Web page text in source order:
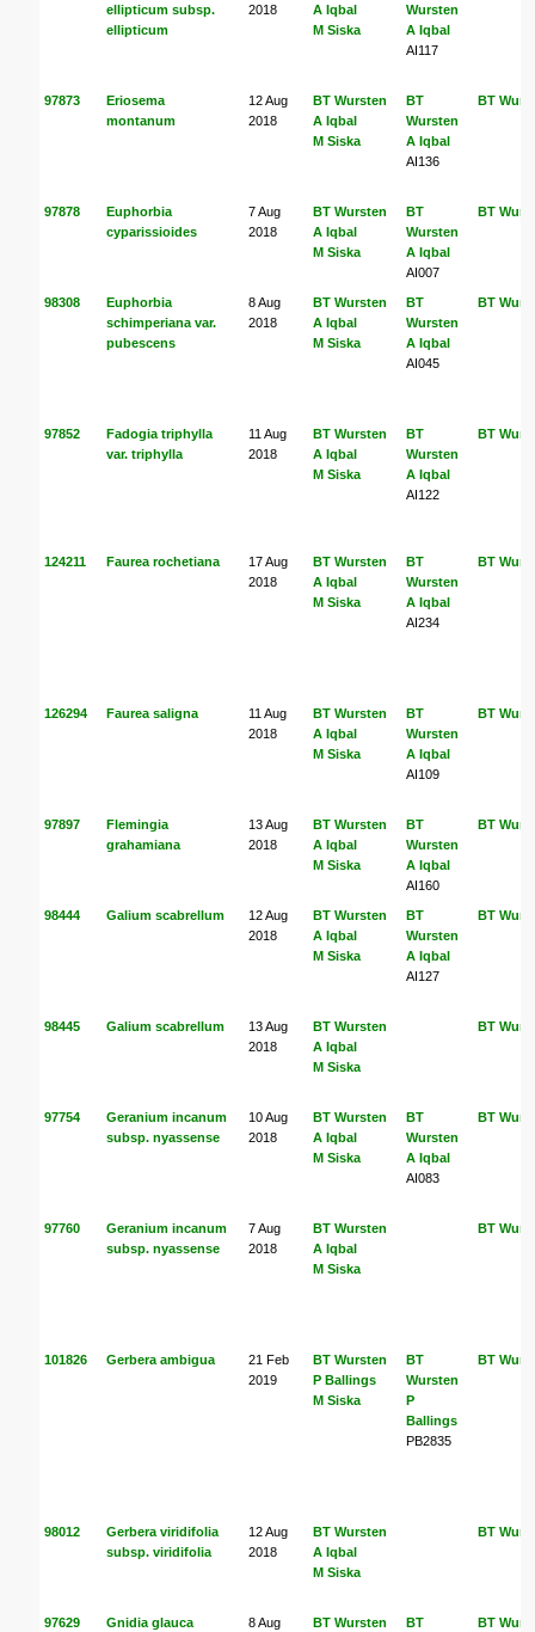
ellipticum subsp.
ellipticum
2018
A Iqbal
M Siska
Wursten
A Iqbal
AI117
97873
Eriosema
montanum
12 Aug
2018
BT Wursten
A Iqbal
M Siska
BT
Wursten
A Iqbal
AI136
BT
97878
Euphorbia
cyparissioides
7 Aug
2018
BT Wursten
A Iqbal
M Siska
BT
Wursten
A Iqbal
AI007
BT
98308
Euphorbia
schimperiana var.
pubescens
8 Aug
2018
BT Wursten
A Iqbal
M Siska
BT
Wursten
A Iqbal
AI045
BT
97852
Fadogia triphylla
var. triphylla
11 Aug
2018
BT Wursten
A Iqbal
M Siska
BT
Wursten
A Iqbal
AI122
BT
124211 Faurea rochetiana
17 Aug
2018
BT Wursten
A Iqbal
M Siska
BT
Wursten
A Iqbal
AI234
BT
126294 Faurea saligna
11 Aug
2018
BT Wursten
A Iqbal
M Siska
BT
Wursten
A Iqbal
AI109
BT
97897
Flemingia
grahamiana
13 Aug
2018
BT Wursten
A Iqbal
M Siska
BT
Wursten
A Iqbal
AI160
BT
98444 Galium scabrellum
12 Aug
2018
BT Wursten
A Iqbal
M Siska
BT
Wursten
A Iqbal
AI127
BT
98445 Galium scabrellum
13 Aug
2018
BT Wursten
A Iqbal
M Siska
BT
97754
Geranium incanum
subsp. nyassense
10 Aug
2018
BT Wursten
A Iqbal
M Siska
BT
Wursten
A Iqbal
AI083
BT
97760
Geranium incanum
subsp. nyassense
7 Aug
2018
BT Wursten
A Iqbal
M Siska
BT
101826 Gerbera ambigua
21 Feb
2019
BT Wursten
P Ballings
M Siska
BT
Wursten
P
Ballings
PB2835
BT
98012
Gerbera viridifolia
subsp. viridifolia
12 Aug
2018
BT Wursten
A Iqbal
M Siska
BT
97629 Gnidia glauca
8 Aug
BT Wursten
BT
BT